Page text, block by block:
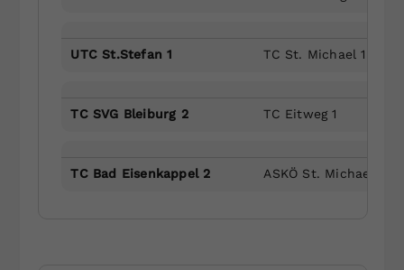
UTC St.Stefan 1 TC St. Michael 1
TC SVG Bleiburg 2 TC Eitweg 1
TC Bad Eisenkappel 2 ASKÖ St. Michael/